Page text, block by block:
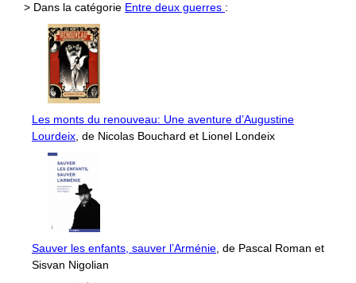
> Dans la catégorie Entre deux guerres :
Les monts du renouveau: Une aventure d’Augustine
Lourdeix, de Nicolas Bouchard et Lionel Londeix
Sauver les enfants, sauver l’Arménie, de Pascal Roman et
Sisvan Nigolian